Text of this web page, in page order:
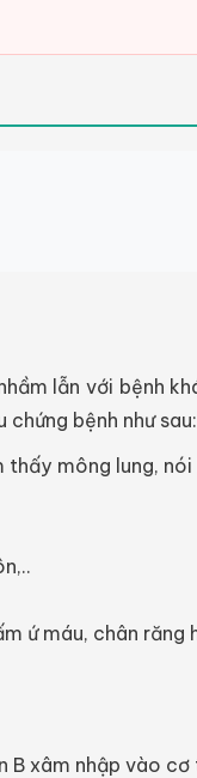
lẫn với bệnh
bệnh như sau:
mông lung,
ứ máu, chân răng
B xâm nhập vào